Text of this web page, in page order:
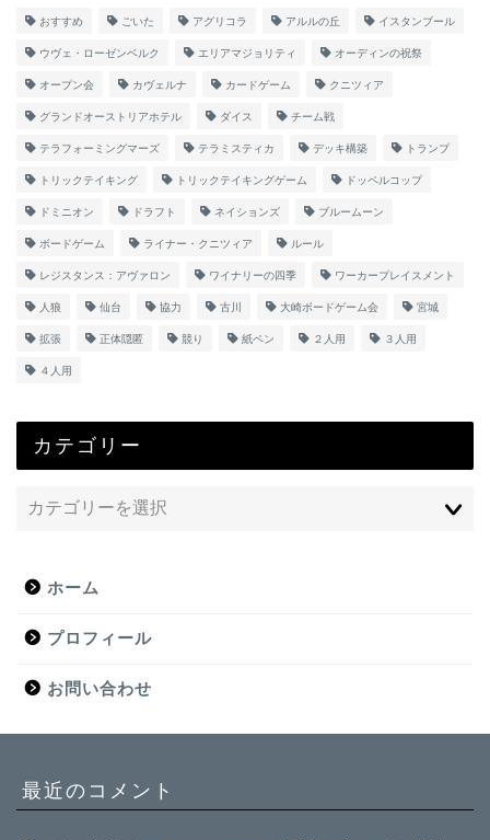
おすすめ ごいた アグリコラ アルルの丘 イスタンブール
ウヴェ・ローゼンベルク エリアマジョリティ オーディンの祝祭
オープン会 カヴェルナ カードゲーム クニツィア
グランドオーストリアホテル ダイス チーム戦
テラフォーミングマーズ テラミスティカ デッキ構築 トランプ
トリックテイキング トリックテイキングゲーム ドッペルコップ
ドミニオン ドラフト ネイションズ ブルームーン
ボードゲーム ライナー・クニツィア ルール
レジスタンス：アヴァロン ワイナリーの四季 ワーカープレイスメント
人狼 仙台 協力 古川 大崎ボードゲーム会 宮城
拡張 正体隠匿 競り 紙ペン ２人用 ３人用
４人用
カテゴリー
ホーム
プロフィール
お問い合わせ
最近のコメント